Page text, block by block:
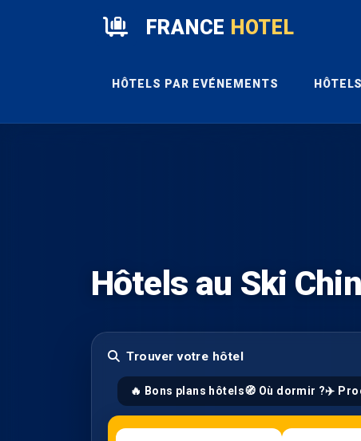
FRANCE HOTEL
HÔTELS PAR EVÉNEMENTS
Hôtels au Ski
Trouver votre hôtel
🔥 Bons plans hôtels🧭 Où dormir ?✈️